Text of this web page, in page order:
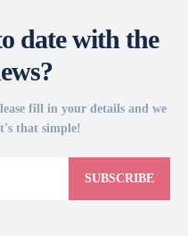
date with the
fill in your details and we
that simple!
SUBSCRIBE